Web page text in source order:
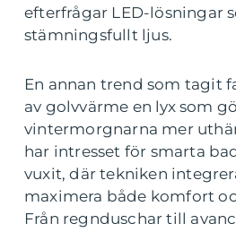
efterfrågar LED-lösningar
stämningsfullt ljus.
En annan trend som tagit
av golvvärme en lyx som
vintermorgnarna mer
har intresset för smarta
vuxit, där tekniken
maximera både komfort
Från regnduschar till